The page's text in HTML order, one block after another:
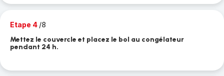
Etape 4 /8
Mettez le couvercle et placez le bol au congélateur
pendant 24 h.